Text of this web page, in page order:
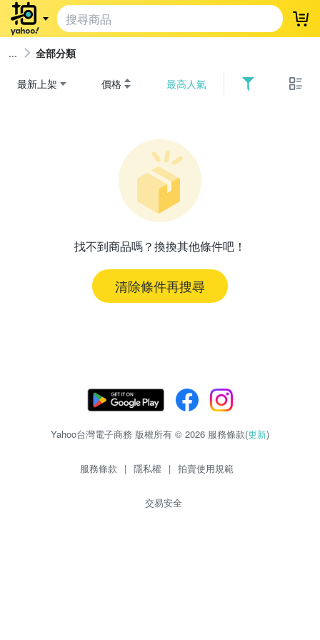
登
全部分類
最新上架 價格 最高人氣
找不到商品嗎？換換其他條件吧！
清除條件再搜尋
Yahoo台灣電子商務 版權所有 © 2026 服務條款(更新)
服務條款 | 隱私權 | 拍賣使用規範
交易安全